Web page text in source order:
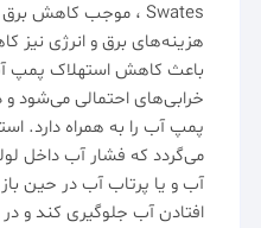
Swates ، موجب کاهش برق
هزینه‌های برق و انرژی نیز
باعث کاهش استهلاک
خرابی‌های احتمالی می‌شود
پمپ آب را به همراه دارد.
می‌گردد که فشار آب داخل
آب و یا پرتاب آب در حین
افتادن آب جلوگیری کند و